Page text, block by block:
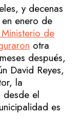
y decenas
enero de
de
otra
después,
David Reyes,
la
desde el
es